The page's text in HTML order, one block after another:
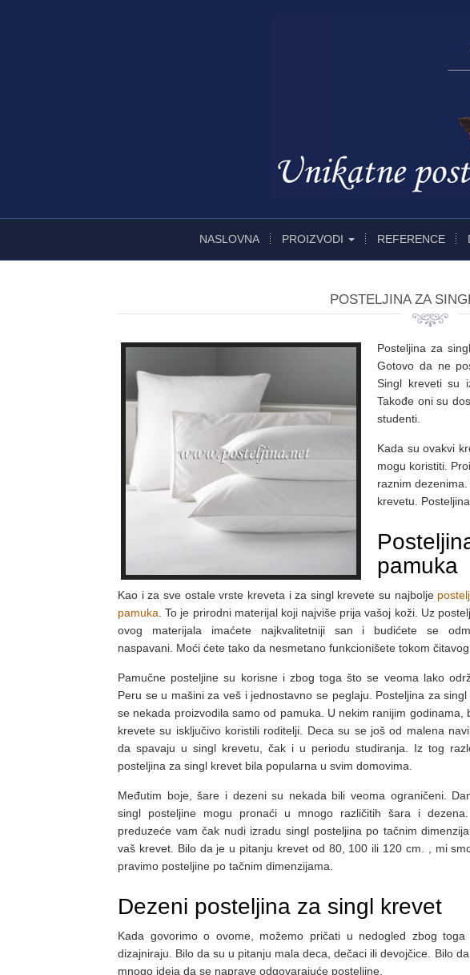
NASLOVNA PROIZVODI REFERENCE
POSTELJINA ZA
Posteljina za
Gotovo da ne
Singl kreveti su
Takođe oni su
studenti.
Kada su ovakvi
mogu koristiti.
raznim
krevetu.
pamuka
Kao i za sve ostale vrste kreveta i za singl krevete su najbolje
pamuka . To je prirodni materijal koji najviše prija vašoj koži. Uz
ovog materijala imaćete najkvalitetniji san i budićete se
naspavani. Moći ćete tako da nesmetano funkcionišete tokom čitavog
Pamučne posteljine su korisne i zbog toga što se veoma lako
Peru se u mašini za veš i jednostavno se peglaju. Posteljina za singl
se nekada proizvodila samo od pamuka. U nekim ranijim godinama,
krevete su isključivo koristili roditelji. Deca su se još od malena
da spavaju u singl krevetu, čak i u periodu studiranja. Iz tog
posteljina za singl krevet bila popularna u svim domovima.
Međutim boje, šare i dezeni su nekada bili veoma ograničeni.
singl posteljine mogu pronaći u mnogo različitih šara i
preduzeće vam čak nudi izradu singl posteljina po tačnim
vaš krevet. Bilo da je u pitanju krevet od 80, 100 ili 120 cm. , mi
pravimo posteljine po tačnim dimenzijama.
Dezeni posteljina za singl krevet
Kada govorimo o ovome, možemo pričati u nedogled zbog
dizajniraju. Bilo da su u pitanju mala deca, dečaci ili devojčice. Bilo
mnogo ideja da se naprave odgovarajuće posteljine.